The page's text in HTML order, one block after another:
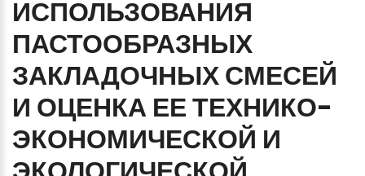
ИСПОЛЬЗОВАНИЯ
ПАСТООБРАЗНЫХ
ЗАКЛАДОЧНЫХСМЕСЕЙ
И ОЦЕНКА ЕЕТЕХНИКО-
ЭКОНОМИЧЕСКОЙ И